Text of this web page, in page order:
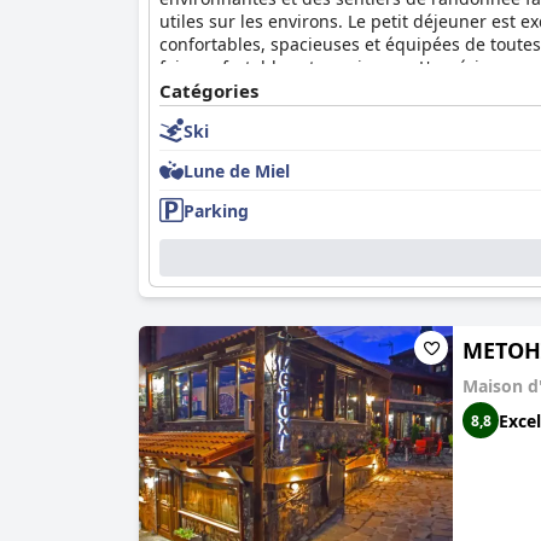
utiles sur les environs. Le petit déjeuner est
confortables, spacieuses et équipées de
fois confortables et spacieuses. L'expérience
l'ensemble, les clients apprécient l'excellent
vraiment mémorable.
Catégories
Ski
Lune de Miel
Parking
Maison
8,8